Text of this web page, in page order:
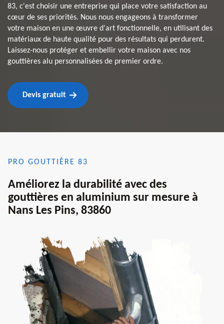
83, c'est choisir une entreprise qui place votre satisfaction au
cœur de ses priorités. Nous nous engageons à transformer
votre maison en une œuvre d'art fonctionnelle, en utilisant des
matériaux de haute qualité pour des résultats qui perdurent.
Laissez-nous protéger et embellir votre maison avec nos
gouttières alu personnalisées de premier ordre.
Devis gratuit
PRO GOUTTIÈRE 83
Améliorez la durabilité avec des
gouttières en aluminium sur mesure à
Nans Les Pins, 83860